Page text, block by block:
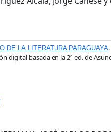
DE LA LITERATURA PARAGUAYA
digital basada en la 2ª ed. de